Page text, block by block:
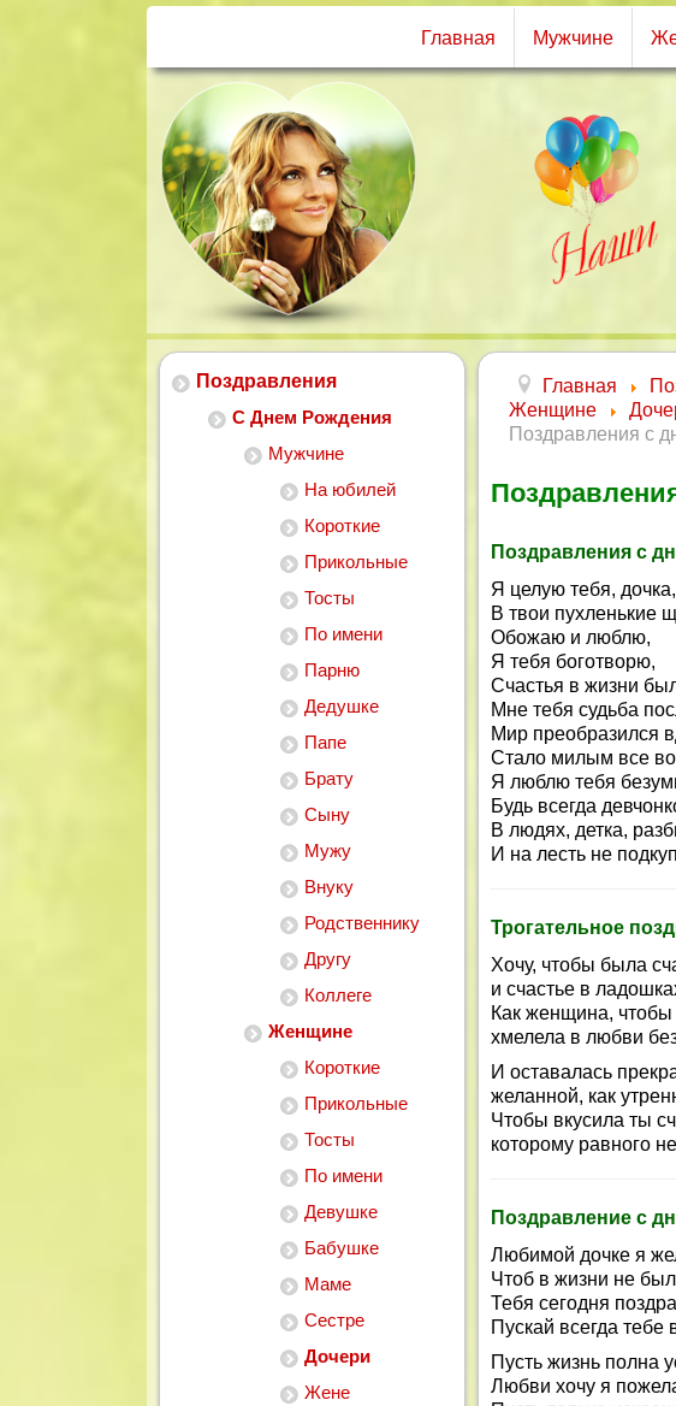
Главная Мужчине
Поздравления
С Днем Рождения
Мужчине
На юбилей
Короткие
Прикольные
Тосты
По имени
Парню
Дедушке
Папе
Брату
Сыну
Мужу
Внуку
Родственнику
Другу
Коллеге
Женщине
Короткие
Прикольные
Тосты
По имени
Девушке
Бабушке
Маме
Сестре
Дочери
Жене
Главная
Женщине
Поздравления с
Поздравления с
Я целую тебя, дочка,
В твои пухленькие
Обожаю и люблю,
Я тебя боготворю,
Счастья в жизни
Мне тебя судьба
Мир преобразился
Стало милым все
Я люблю тебя
Будь всегда
В людях, детка,
И на лесть не
Трогательное
Хочу, чтобы была
и счастье в
Как женщина,
хмелела в любви
И оставалась
желанной, как
Чтобы вкусила ты
которому равного
Поздравление с
Любимой дочке я
Чтоб в жизни не
Тебя сегодня
Пускай всегда тебе
Пусть жизнь полна
Любви хочу я